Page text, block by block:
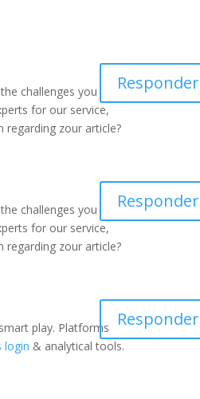
challenges you
for our service,
regarding zour article?
Responder
challenges you
for our service,
regarding zour article?
Responder
play. Platforms
login & analytical tools.
Responder